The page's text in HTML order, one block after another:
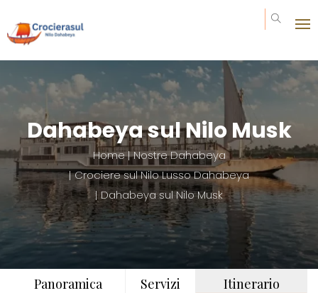
Dahabeya sul Nilo Musk
Home Nostre Dahabeya
Crociere sul Nilo Lusso Dahabeya
Dahabeya sul Nilo Musk
Panoramica Servizi
Itinerario
Prezzo da : 0€